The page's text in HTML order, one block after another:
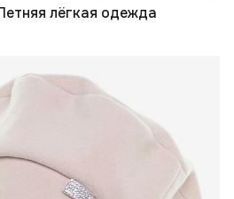
лёгкая одежда